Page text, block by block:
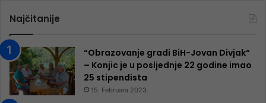
Najčitanije
“Obrazovanje gradi BiH-Jovan Divjak“
– Konjic je u posljednje 22 godine imao
25 ​​stipendista
15. Februara 2023.